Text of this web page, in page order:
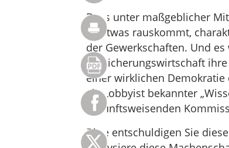
Dass unter maßgeblicher
so etwas rauskommt,
der Gewerkschaften. Und
Versicherungswirtschaft
einer wirklichen Demokratie
als Lobbyist bekannter
zukunftsweisenden
Bitte entschuldigen Sie